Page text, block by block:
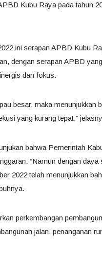
Kubu Raya pada tahun
ini serapan APBD Kubu
dengan serapan APBD
dan fokus.
besar, maka menunjukkan
yang kurang tepat,”
bahwa Pemerintah
“Namun dengan
2022 telah menunjukkan
perkembangan
jalan, penanganan